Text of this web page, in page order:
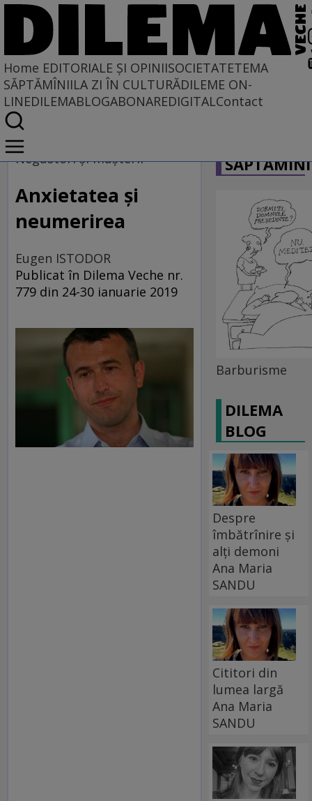
Home EDITORIALE ȘI OPINIISOCIETATETEMA
SĂPTĂMÎNIILA ZI ÎN CULTURĂDILEME ON-
LINEDILEMABLOGABONAREDIGITALContact
Home
EDITORIALE ȘI OPINII
TÎLC SHOW
Negustori şi muşterii
Anxietatea și
neumerirea
Eugen ISTODOR
Publicat în Dilema Veche nr.
779 din 24-30 ianuarie 2019
Barburisme
DILEMA
BLOG
Despre
îmbătrînire și
alți demoni
Ana Maria
SANDU
Cititori din
lumea largă
Ana Maria
SANDU